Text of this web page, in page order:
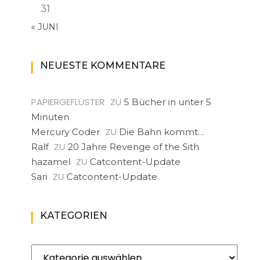
31
« JUNI
NEUESTE KOMMENTARE
PAPIERGEFLÜSTER ZU 5 Bücher in unter 5
Minuten
Mercury Coder ZU Die Bahn kommt…
Ralf ZU 20 Jahre Revenge of the Sith
hazamel ZU Catcontent-Update
Sari ZU Catcontent-Update
KATEGORIEN
Kategorien